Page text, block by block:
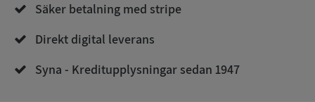
Säker betalning med stripe
Direkt digital leverans
Syna - Kreditupplysningar sedan 1947